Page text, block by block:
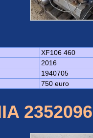
XF106 460
2016
1940705
750 euro
2352096